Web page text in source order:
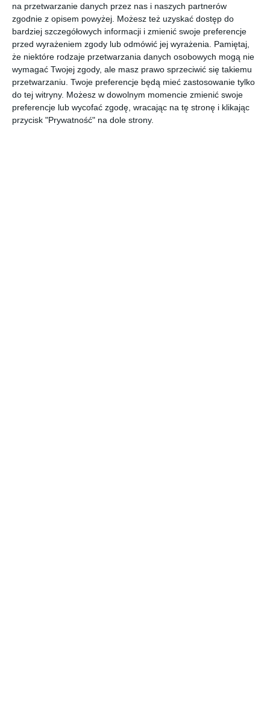
na przetwarzanie danych przez nas i naszych partnerów
zgodnie z opisem powyżej. Możesz też uzyskać dostęp do
bardziej szczegółowych informacji i zmienić swoje preferencje
przed wyrażeniem zgody lub odmówić jej wyrażenia.
Pamiętaj,
że niektóre rodzaje przetwarzania danych osobowych mogą nie
wymagać Twojej zgody, ale masz prawo sprzeciwić się takiemu
przetwarzaniu. Twoje preferencje będą mieć zastosowanie tylko
do tej witryny. Możesz w dowolnym momencie zmienić swoje
preferencje lub wycofać zgodę, wracając na tę stronę i klikając
przycisk "Prywatność" na dole strony.
Matki
przodem.
Jak
wylądował
yśmy w
Joanna Mokosa-
Rykalska
Pozwól,
że ci
opowiem..
. bajki,
które
Jorge Bucay
[ e-book ]
Człowiek,
który
spadł na
ziemię
Walter Tevis
[ komiks ]
Diuna:
Ród
Atrydów,
tom 2
Brian Herbert